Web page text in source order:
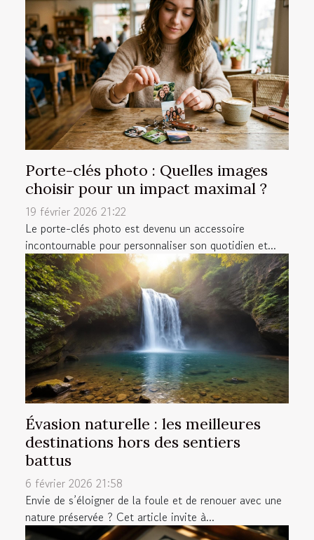
Porte-clés photo : Quelles images
choisir pour un impact maximal ?
19 février 2026 21:22
Le porte-clés photo est devenu un accessoire
incontournable pour personnaliser son quotidien et...
Évasion naturelle : les meilleures
destinations hors des sentiers
battus
6 février 2026 21:58
Envie de s’éloigner de la foule et de renouer avec une
nature préservée ? Cet article invite à...